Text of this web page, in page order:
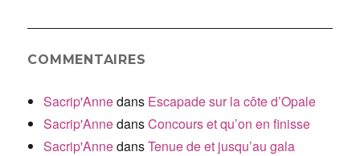
COMMENTAIRES
Sacrip'Annedans Escapade sur la côte d’Opale
Sacrip'AnnedansConcours et qu’on en finisse
Sacrip'AnnedansTenue de et jusqu’au gala